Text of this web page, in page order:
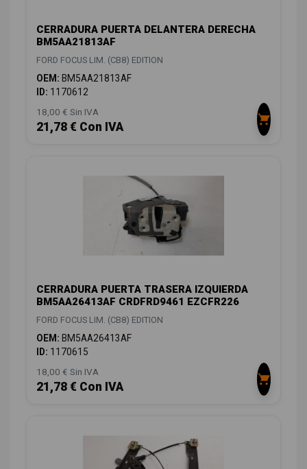
CERRADURA PUERTA DELANTERA DERECHA
BM5AA21813AF
FORD FOCUS LIM. (CB8) EDITION
OEM: BM5AA21813AF
ID: 1170612
18,00 € Sin IVA
21,78 € Con IVA
CERRADURA PUERTA TRASERA IZQUIERDA
BM5AA26413AF CRDFRD9461 EZCFR226
FORD FOCUS LIM. (CB8) EDITION
OEM: BM5AA26413AF
ID: 1170615
18,00 € Sin IVA
21,78 € Con IVA